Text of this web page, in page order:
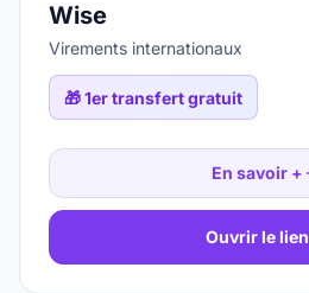
Wise
Virements internationaux
🎁1er transfert gratuit
En savoir +
Ouvrir le lien